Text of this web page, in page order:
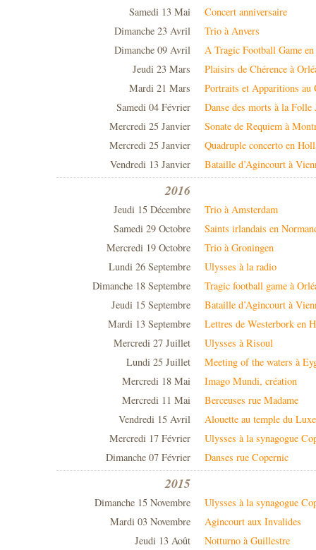
Samedi 13 Mai
Concert anniversaire
Dimanche 23 Avril
Trio à Anvers
Dimanche 09 Avril
A Tragic Football Game
Jeudi 23 Mars
Plaisirs de Chérence à
Mardi 21 Mars
Portraits et Apparitions au
Samedi 04 Février
Danse des morts à la Folle
Mercredi 25 Janvier
Sonate de Requiem à
Mercredi 25 Janvier
Quadruple concerto en
Vendredi 13 Janvier
Bataille d’Agincourt à
2016
Jeudi 15 Décembre
Trio à Amsterdam
Samedi 29 Octobre
Saints irlandais en
Mercredi 19 Octobre
Trio à Groningen
Lundi 26 Septembre
Ulysses à la radio
Dimanche 18 Septembre
Tragic football game à
Jeudi 15 Septembre
Bataille d’Agincourt à
Mardi 13 Septembre
Lettres de Westerbork en
Mercredi 27 Juillet
Ulysses à Risoul
Lundi 25 Juillet
Meeting of the waters à
Mercredi 18 Mai
Imago Mundi, création
Mercredi 11 Mai
Berceuses rue Madame
Vendredi 15 Avril
Alouette au temple du
Mercredi 17 Février
Ulysses à la synagogue
Dimanche 07 Février
Danses rue Copernic
2015
Dimanche 15 Novembre
Ulysses à la synagogue
Mardi 03 Novembre
Agincourt aux Invalides
Jeudi 13 Août
Notturno à Guillestre